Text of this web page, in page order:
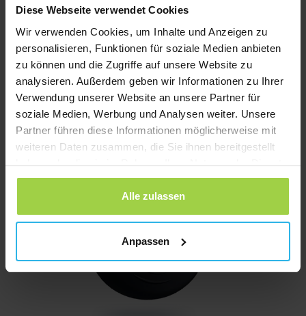
Diese Webseite verwendet Cookies
Wir verwenden Cookies, um Inhalte und Anzeigen zu
personalisieren, Funktionen für soziale Medien anbieten
zu können und die Zugriffe auf unsere Website zu
analysieren. Außerdem geben wir Informationen zu Ihrer
Verwendung unserer Website an unsere Partner für
soziale Medien, Werbung und Analysen weiter. Unsere
Partner führen diese Informationen möglicherweise mit
weiteren Daten zusammen, die Sie ihnen bereitgestellt
haben oder die sie im Rahmen Ihrer Nutzung der Dienste
gesammelt haben.
Alle zulassen
Anpassen
Spotter GPS Watch Explorer – Kinder GPS-Uhr mit SOS-Taste
104,95
Ursprünglicher
Preis
war:
€ 104,95
Aktueller
Preis
ist:
€ 89,95.
Jetzt bestellen